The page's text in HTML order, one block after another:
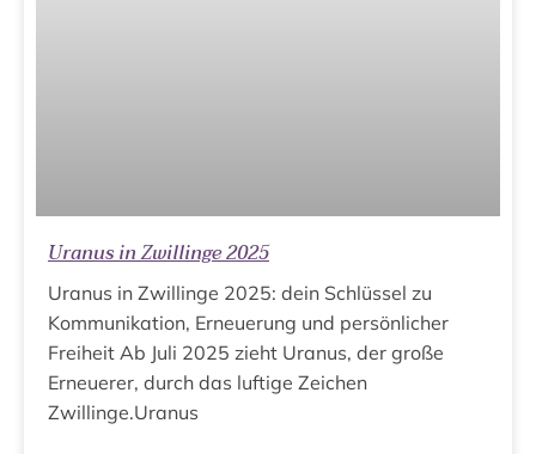
Uranus in Zwillinge 2025
Uranus in Zwillinge 2025: dein Schlüssel zu
Kommunikation, Erneuerung und persönlicher
Freiheit Ab Juli 2025 zieht Uranus, der große
Erneuerer, durch das luftige Zeichen
Zwillinge.Uranus